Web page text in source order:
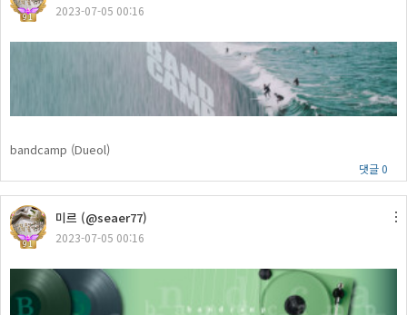
91 2023-07-05 00:16
bandcamp (Dueol)
댓글 0
91
미르 (@seaer77)
2023-07-05 00:16